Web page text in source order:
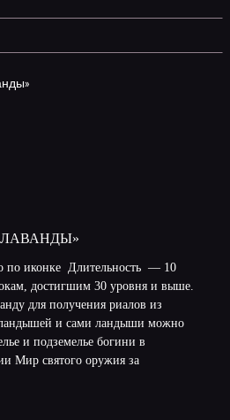
по иконке Длительность — 10
достигшим 30 уровня и выше.
для получения риалов из
и сами ландыши можно
и подземелье богини в
Мир святого оружия за